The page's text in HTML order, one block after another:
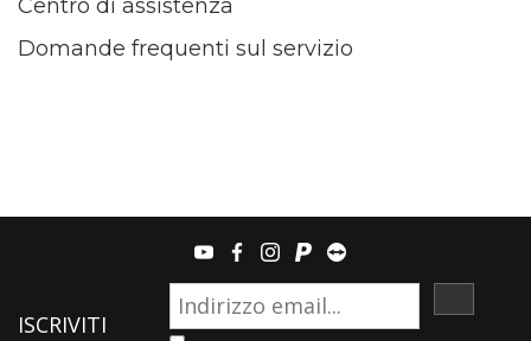
Centro di assistenza
Domande frequenti sul servizio
youtubefacebook
instagram
paypalteamviewer
ISCRIVITI